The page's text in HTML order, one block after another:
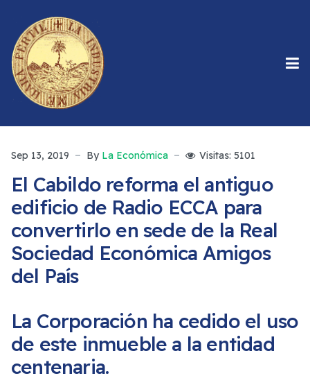
Sep 13, 2019 By La Económica Visitas: 5101
El Cabildo reforma el antiguo
edificio de Radio ECCA para
convertirlo en sede de la Real
Sociedad Económica Amigos
del País
La Corporación ha cedido el uso
de este inmueble a la entidad
centenaria.